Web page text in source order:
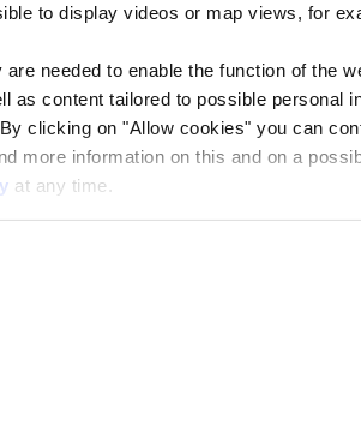
to display videos or map views, for
are needed to enable the function of the
as content tailored to possible personal
clicking on "Allow cookies" you can
more information on this and on a
at any time.